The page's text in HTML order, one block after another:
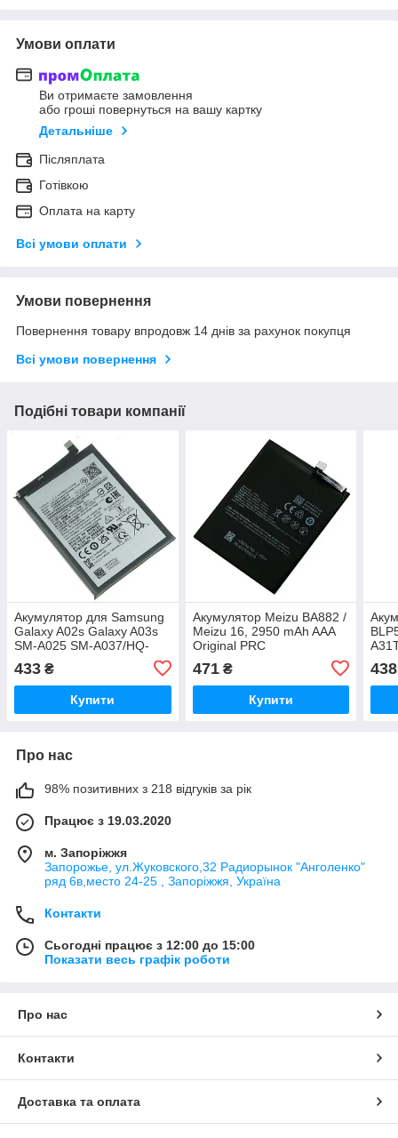
Умови оплати
Ви отримаєте замовлення
або гроші повернуться на вашу картку
Детальніше
Післяплата
Готівкою
Оплата на карту
Всі умови оплати
Умови повернення
Повернення товару впродовж 14 днів за рахунок покупця
Всі умови повернення
Подібні товари компанії
Акумулятор для Samsung
Galaxy A02s Galaxy A03s
SM-A025 SM-A037/HQ-
50SD/HQ-50S (5000 mAh)
Original PRC
433 ₴
Купити
Акумулятор Meizu BA882 /
Meizu 16, 2950 mAh AAA
Original PRC
471₴
Купити
438
Про нас
98% позитивних з 218 відгуків за рік
Працює з 19.03.2020
м. Запоріжжя
Запорожье, ул.Жуковского,32 Радиорынок "Анголенко"
ряд 6в,место 24-25 , Запоріжжя, Україна
Контакти
Сьогодні працює з 12:00 до 15:00
Показати весь графік роботи
Про нас
Контакти
Доставка та оплата